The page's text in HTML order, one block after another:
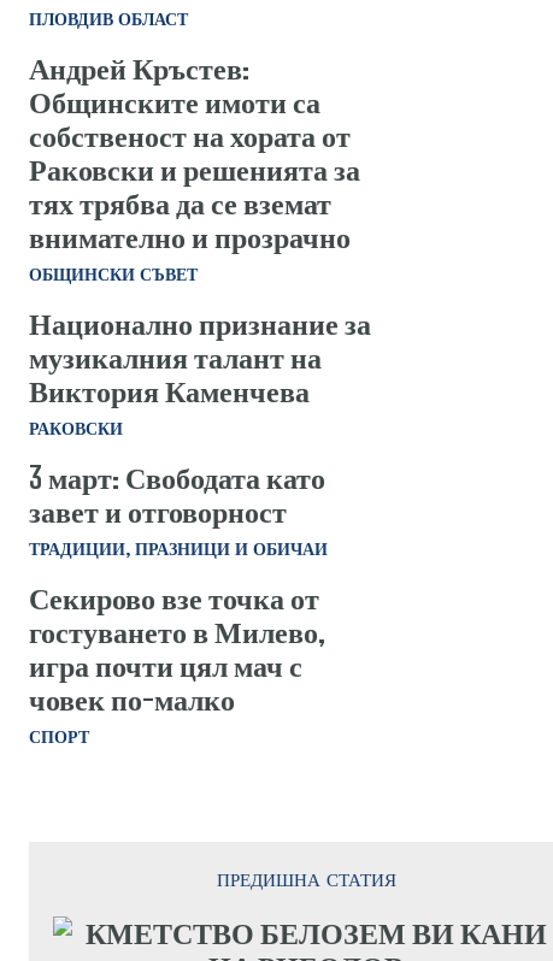
ПЛОВДИВ ОБЛАСТ
Андрей Кръстев:
Общинските имоти са
собственост на хората от
Раковски и решенията за
тях трябва да се вземат
внимателно и прозрачно
ОБЩИНСКИ СЪВЕТ
Национално признание за
музикалния талант на
Виктория Каменчева
РАКОВСКИ
3 март: Свободата като
завет и отговорност
ТРАДИЦИИ, ПРАЗНИЦИ И ОБИЧАИ
Секирово взе точка от
гостуването в Милево,
игра почти цял мач с
човек по-малко
СПОРТ
ПРЕДИШНА СТАТИЯ